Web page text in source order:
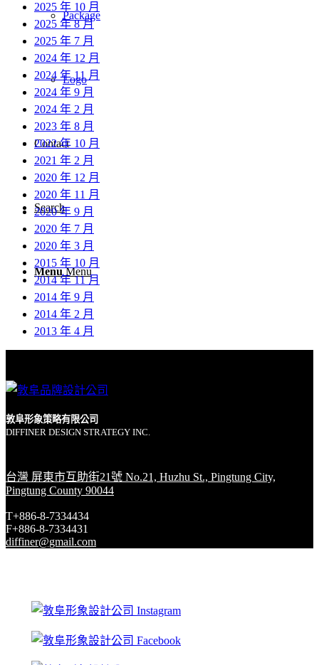
Package
Logo
Contact
Search
Menu Menu
2025 年 10 月
2025 年 8 月
2025 年 7 月
2024 年 12 月
2024 年 11 月
2024 年 9 月
2024 年 2 月
2023 年 8 月
2022 年 10 月
2021 年 2 月
2020 年 12 月
2020 年 11 月
2020 年 9 月
2020 年 7 月
2020 年 3 月
2015 年 10 月
2014 年 11 月
2014 年 9 月
2014 年 2 月
2013 年 4 月
敦阜形象策略有限公司
DIFFINER DESIGN STRATEGY INC.
台灣 屏東市互助街21號 No.21, Huzhu St., Pingtung City,
Pingtung County 90044
T+886-8-7334434
F+886-8-7334431
diffiner@gmail.com